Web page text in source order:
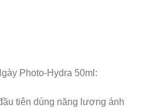
Photo-Hydra 50ml:
tiên dùng năng lượng ánh